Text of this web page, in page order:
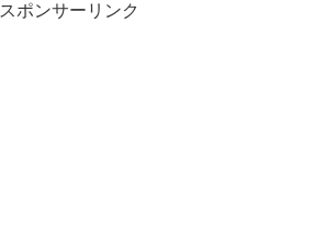
スポンサーリンク